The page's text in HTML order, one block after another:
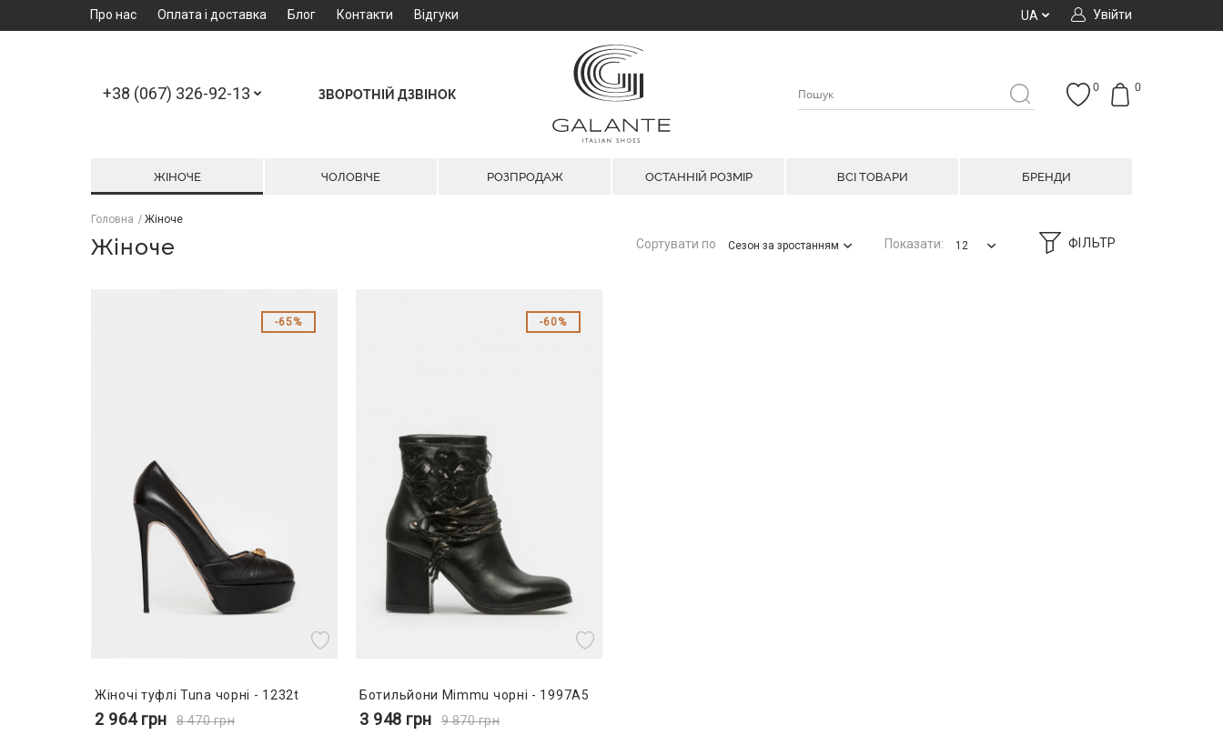
Про нас Оплата і доставка Блог Контакти Відгуки Увійти
UA
+38 (067) 326-92-13 ЗВОРОТНІЙ ДЗВІНОК
0
0
ЖІНОЧЕ ЧОЛОВІЧЕ РОЗПРОДАЖ ОСТАННІЙ РОЗМІР ВСІ ТОВАРИ БРЕНДИ
Головна Жіноче
Жіноче ФІЛЬТР
Сортувати по Сезон за зростанням Показати: 12
65%
Жіночі туфлі Tuna чорні - 1232t
2 964грн 8 470грн
60%
Ботильйони Mimmu чорні - 1997A5
3 948 грн 9 870грн